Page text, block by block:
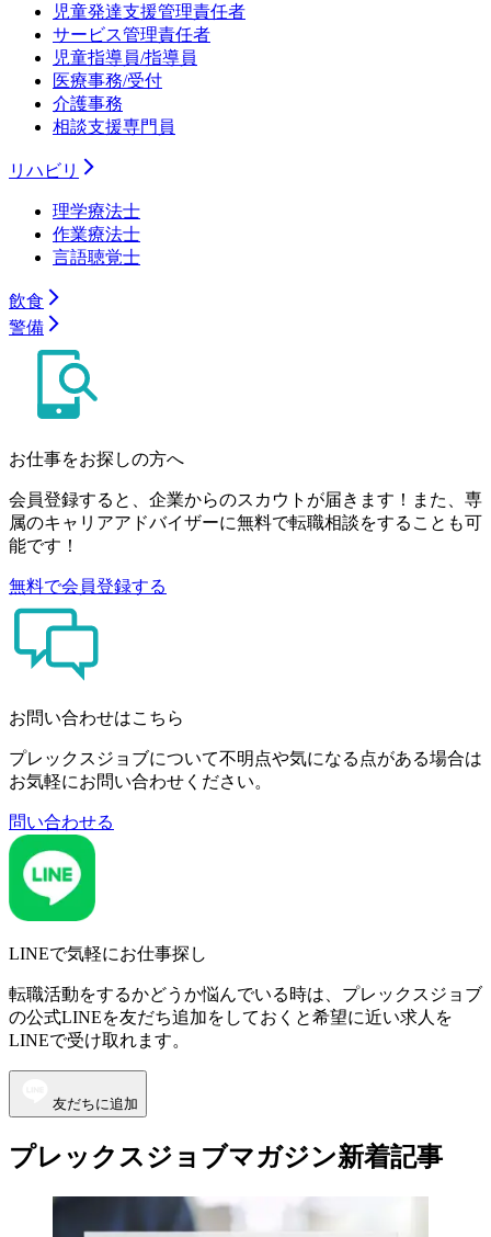
児童発達支援管理責任者
サービス管理責任者
児童指導員/指導員
医療事務/受付
介護事務
相談支援専門員
リハビリ
理学療法士
作業療法士
言語聴覚士
飲食
警備
お仕事をお探しの方へ
会員登録すると、企業からのスカウトが届きます！また、専
属のキャリアアドバイザーに無料で転職相談をすることも可
能です！
無料で会員登録する
お問い合わせはこちら
プレックスジョブについて不明点や気になる点がある場合は
お気軽にお問い合わせください。
問い合わせる
LINEで気軽にお仕事探し
転職活動をするかどうか悩んでいる時は、プレックスジョブ
の公式LINEを友だち追加をしておくと希望に近い求人を
LINEで受け取れます。
友だちに追加
プレックスジョブマガジン新着記事